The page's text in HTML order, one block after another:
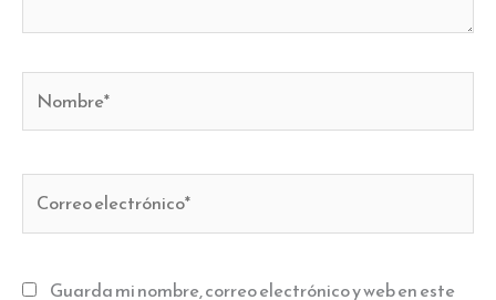
electrónico*
Guarda mi nombre, correo electrónico y web en este